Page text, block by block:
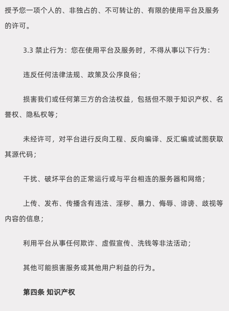
授予您一项个人的、非独占的、不可转让的、有限的使用平台及服务
的许可。
3.3 禁止行为：您在使用平台及服务时，不得从事以下行为：
违反任何法律法规、政策及公序良俗；
损害我们或任何第三方的合法权益，包括但不限于知识产权、名
誉权、隐私权等；
未经许可，对平台进行反向工程、反向编译、反汇编或试图获取
其源代码；
干扰、破坏平台的正常运行或与平台相连的服务器和网络；
上传、发布、传播含有违法、淫秽、暴力、侮辱、诽谤、歧视等
内容的信息；
利用平台从事任何欺诈、虚假宣传、洗钱等非法活动；
其他可能损害服务或其他用户利益的行为。
第四条 知识产权